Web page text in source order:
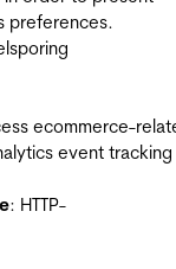
preferences.
ecommerce-
event tracking
: HTTP-